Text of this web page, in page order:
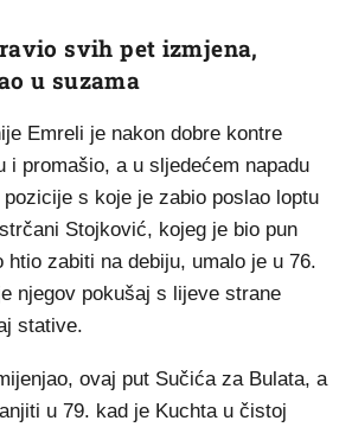
svih pet izmjena,
u suzama
Emreli je nakon dobre kontre
i promašio, a u sljedećem napadu
s koje je zabio poslao loptu
Stojković, kojeg je bio pun
zabiti na debiju, umalo je u 76.
njegov pokušaj s lijeve strane
stative.
ovaj put Sučića za Bulata, a
u 79. kad je Kuchta u čistoj